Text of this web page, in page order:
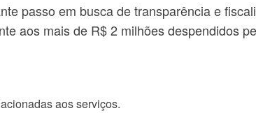
passo em busca de transparência e
aos mais de R$ 2 milhões despendidos
aos serviços.